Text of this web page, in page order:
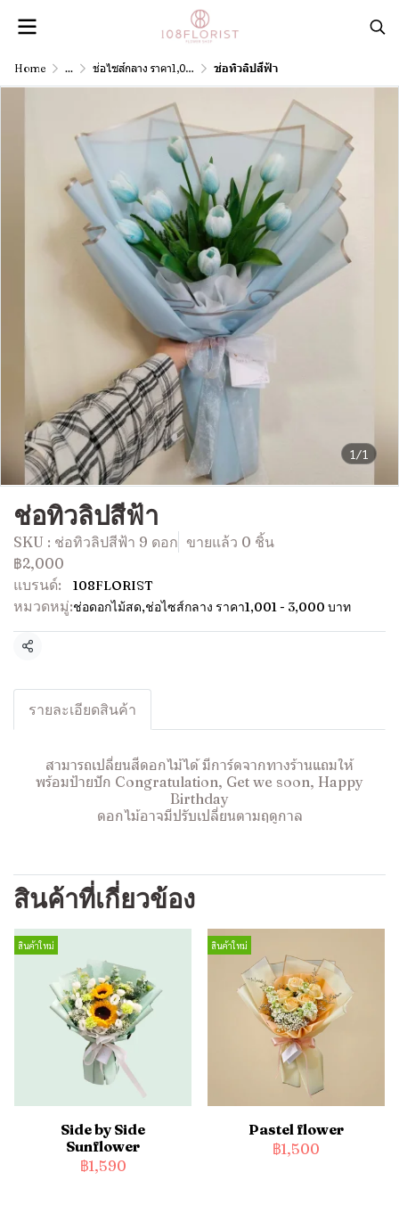
Home ... ช่อไซส์กลาง ราคา1,001 - 3,000 บาท ช่อทิวลิปสีฟ้า
1/1
ช่อทิวลิปสีฟ้า
SKU : ช่อทิวลิปสีฟ้า 9 ดอก ขายแล้ว 0 ชิ้น
฿2,000
แบรนด์:
108FLORIST
หมวดหมู่:ช่อดอกไม้สด,ช่อไซส์กลาง ราคา1,001 - 3,000 บาท
แชร์
รายละเอียดสินค้า
สามารถเปลี่ยนสีดอกไม้ได้ มีการ์ดจากทางร้านแถมให้
พร้อมป้ายปัก Congratulation, Get we soon, Happy
Birthday
ดอกไม้อาจมีปรับเปลี่ยนตามฤดูกาล
สินค้าที่เกี่ยวข้อง
สินค้าใหม่
Side by Side
Sunflower
฿1,590
สินค้าใหม่
Pastel flower
฿1,500